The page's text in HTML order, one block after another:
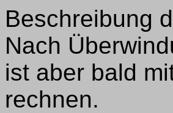
Beschreibung
Nach
ist aber bald
rechnen.